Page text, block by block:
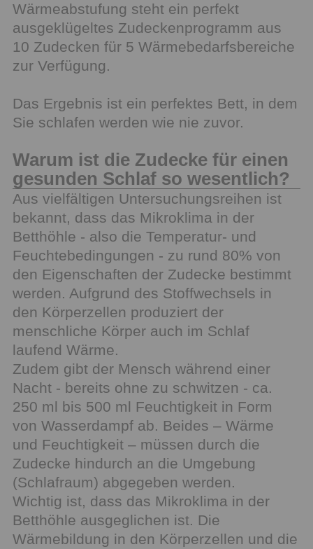
Wärmeabstufung steht ein perfekt
ausgeklügeltes Zudeckenprogramm aus
10 Zudecken für 5 Wärmebedarfsbereiche
zur Verfügung.
Das Ergebnis ist ein perfektes Bett, in dem
Sie schlafen werden wie nie zuvor.
Warum ist die Zudecke für einen
gesunden Schlaf so wesentlich?
Aus vielfältigen Untersuchungsreihen ist
bekannt, dass das Mikroklima in der
Betthöhle - also die Temperatur- und
Feuchtebedingungen - zu rund 80% von
den Eigenschaften der Zudecke bestimmt
werden. Aufgrund des Stoffwechsels in
den Körperzellen produziert der
menschliche Körper auch im Schlaf
laufend Wärme.
Zudem gibt der Mensch während einer
Nacht - bereits ohne zu schwitzen - ca.
250 ml bis 500 ml Feuchtigkeit in Form
von Wasserdampf ab. Beides – Wärme
und Feuchtigkeit – müssen durch die
Zudecke hindurch an die Umgebung
(Schlafraum) abgegeben werden.
Wichtig ist, dass das Mikroklima in der
Betthöhle ausgeglichen ist. Die
Wärmebildung in den Körperzellen und die